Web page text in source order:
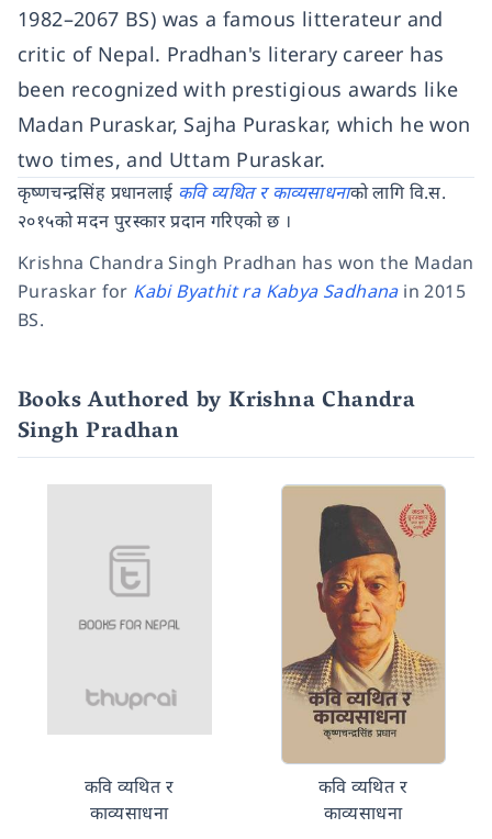
1982–2067 BS) was a famous litterateur and
critic of Nepal. Pradhan's literary career has
been recognized with prestigious awards like
Madan Puraskar, Sajha Puraskar, which he won
two times, and Uttam Puraskar.
कृष्णचन्द्रसिंह प्रधानलाई कवि व्यथित र काव्यसाधनाको लागि वि.स.
२०१५को मदन पुरस्कार प्रदान गरिएको छ ।
Krishna Chandra Singh Pradhan has won the Madan
Puraskar for Kabi Byathit ra Kabya Sadhanain 2015
BS.
Books Authored by Krishna Chandra
Singh Pradhan
कवि व्यथित र
काव्यसाधना
कवि व्यथित र
काव्यसाधना